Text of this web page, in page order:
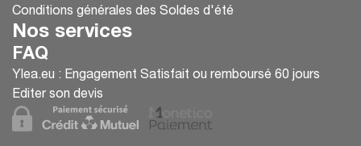
Conditions générales des Soldes d'été
Nos services
FAQ
Ylea.eu : Engagement Satisfait ou remboursé 60 jours
Editer son devis